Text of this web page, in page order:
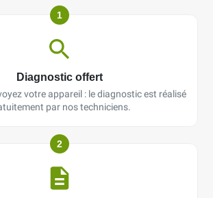
1
Diagnostic offert
votre appareil : le diagnostic est réalisé
par nos techniciens.
2